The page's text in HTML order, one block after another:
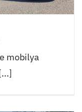
mobilya